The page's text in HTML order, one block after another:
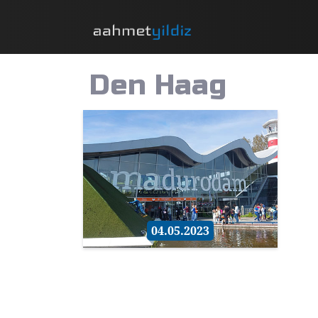
Den Haag
04.05.2023